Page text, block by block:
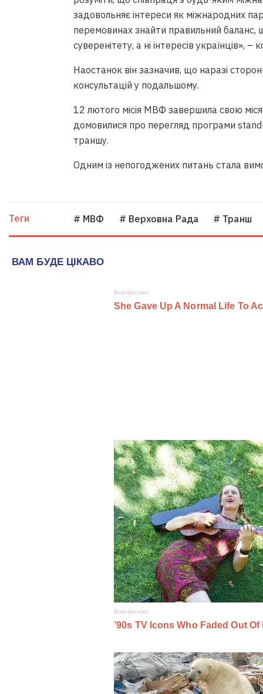
задовольняє інтереси як міжнародних
перемовинах знайти правильний баланс,
суверенітету, а ні інтересів українців», –
Наостанок він зазначив, що наразі
консультацій у подальшому.
12 лютого місія МВФ завершила свою
домовилися про перегляд програми
траншу.
Одним із непогоджених питань стала
Теги # МВФ # Верховна Рада # Транш